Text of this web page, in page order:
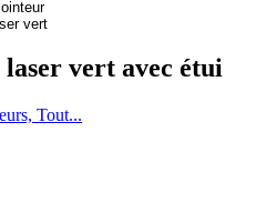
vert avec étui
Tout...